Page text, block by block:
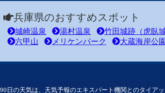
兵庫県のおすすめスポット
城崎温泉 湯村温泉 竹田城跡（虎臥城
六甲山
メリケンパーク 大蔵海岸公園
日の天気は、天気予報のエキスパート機関とのタイア